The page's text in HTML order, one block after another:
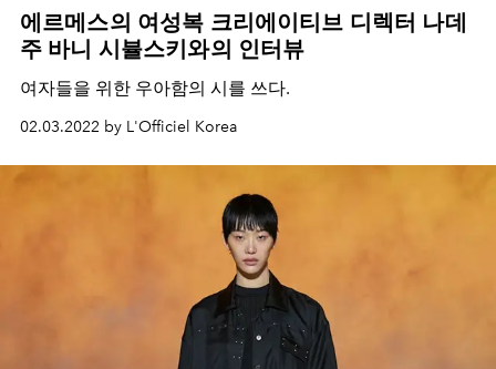
에르메스의 여성복 크리에이티브 디렉터 나데
주 바니 시뷸스키와의 인터뷰
여자들을 위한 우아함의 시를 쓰다.
02.03.2022 by L'Officiel Korea